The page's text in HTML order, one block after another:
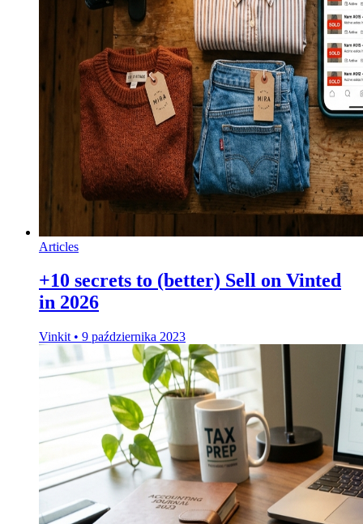
Articles
+10 secrets to (better) Sell on Vinted
in 2026
Vinkit • 9 października 2023